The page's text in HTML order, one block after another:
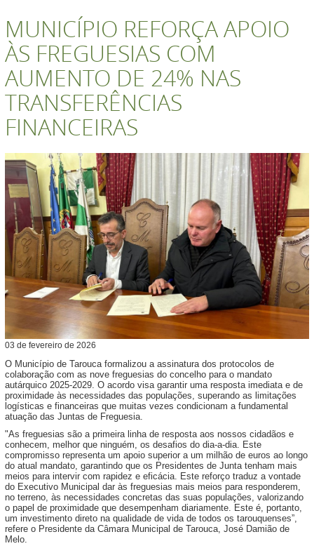
MUNICÍPIO REFORÇA APOIO
ÀS FREGUESIAS COM
AUMENTO DE 24% NAS
TRANSFERÊNCIAS
FINANCEIRAS
03 de fevereiro de 2026
O Município de Tarouca formalizou a assinatura dos protocolos de
colaboração com as nove freguesias do concelho para o mandato
autárquico 2025-2029. O acordo visa garantir uma resposta imediata e de
proximidade às necessidades das populações, superando as limitações
logísticas e financeiras que muitas vezes condicionam a fundamental
atuação das Juntas de Freguesia.
"As freguesias são a primeira linha de resposta aos nossos cidadãos e
conhecem, melhor que ninguém, os desafios do dia-a-dia. Este
compromisso representa um apoio superior a um milhão de euros ao longo
do atual mandato, garantindo que os Presidentes de Junta tenham mais
meios para intervir com rapidez e eficácia. Este reforço traduz a vontade
do Executivo Municipal dar às freguesias mais meios para responderem,
no terreno, às necessidades concretas das suas populações, valorizando
o papel de proximidade que desempenham diariamente. Este é, portanto,
um investimento direto na qualidade de vida de todos os tarouquenses”,
refere o Presidente da Câmara Municipal de Tarouca, José Damião de
Melo.